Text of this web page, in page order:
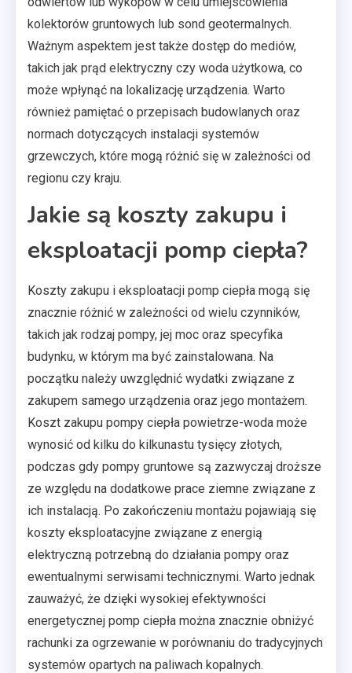
kolektorów gruntowych lub sond geotermalnych.
Ważnym aspektem jest także dostęp do mediów,
takich jak prąd elektryczny czy woda użytkowa, co
może wpłynąć na lokalizację urządzenia. Warto
również pamiętać o przepisach budowlanych oraz
normach dotyczących instalacji systemów
grzewczych, które mogą różnić się w zależności od
regionu czy kraju.
Jakie są koszty zakupu i
eksploatacji pomp ciepła?
Koszty zakupu i eksploatacji pomp ciepła mogą się
znacznie różnić w zależności od wielu czynników,
takich jak rodzaj pompy, jej moc oraz specyfika
budynku, w którym ma być zainstalowana. Na
początku należy uwzględnić wydatki związane z
zakupem samego urządzenia oraz jego montażem.
Koszt zakupu pompy ciepła powietrze-woda może
wynosić od kilku do kilkunastu tysięcy złotych,
podczas gdy pompy gruntowe są zazwyczaj droższe
ze względu na dodatkowe prace ziemne związane z
ich instalacją. Po zakończeniu montażu pojawiają się
koszty eksploatacyjne związane z energią
elektryczną potrzebną do działania pompy oraz
ewentualnymi serwisami technicznymi. Warto jednak
zauważyć, że dzięki wysokiej efektywności
energetycznej pomp ciepła można znacznie obniżyć
rachunki za ogrzewanie w porównaniu do tradycyjnych
systemów opartych na paliwach kopalnych.